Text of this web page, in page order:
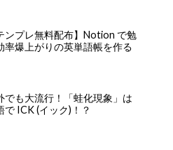
ンプレ無料配布】Notion で勉
率爆上がりの英単語帳を作る
でも大流行！「蛙化現象」は
で ICK (イック)！？